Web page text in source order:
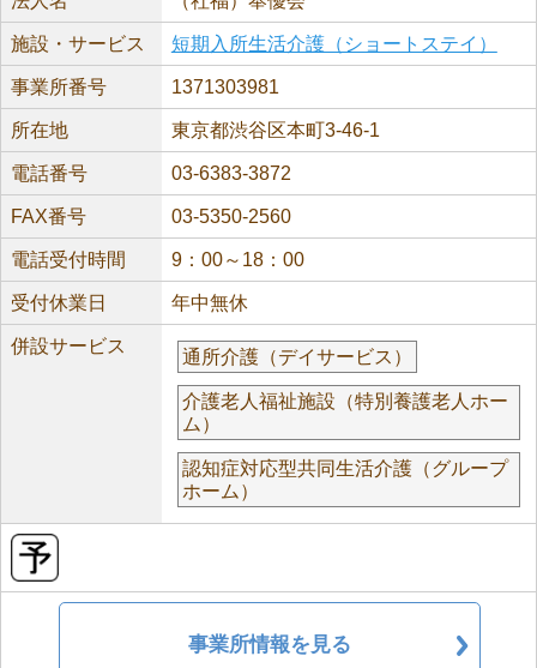
施設・サービス 短期入所生活介護（ショートステイ）
事業所番号 1371303981
所在地 東京都渋谷区本町3-46-1
電話番号 03-6383-3872
FAX番号 03-5350-2560
電話受付時間 9：00～18：00
受付休業日 年中無休
併設サービス
通所介護（デイサービス）
介護老人福祉施設（特別養護老人ホー
ム）
認知症対応型共同生活介護（グループ
ホーム）
事業所情報を見る